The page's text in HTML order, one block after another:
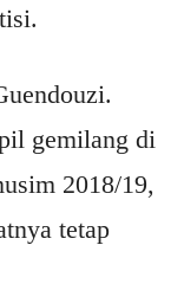
gemilang di
2018/19,
tetap